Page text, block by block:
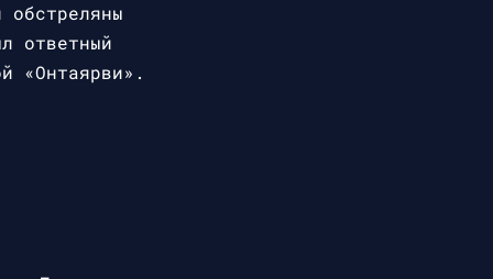
ответный
«Онтаярви».